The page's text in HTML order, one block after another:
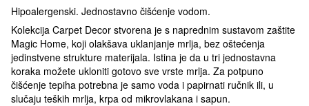
Hipoalergenski. Jednostavno čišćenje vodom.
Kolekcija Carpet Decor stvorena je s naprednim sustavom zaštite
Magic Home, koji olakšava uklanjanje mrlja, bez oštećenja
jedinstvene strukture materijala. Istina je da u tri jednostavna
koraka možete ukloniti gotovo sve vrste mrlja. Za potpuno
čišćenje tepiha potrebna je samo voda i papirnati ručnik ili, u
slučaju teških mrlja, krpa od mikrovlakana i sapun.